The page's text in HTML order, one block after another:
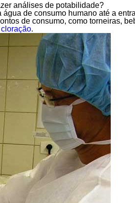
análises de potabilidade?
de consumo humano até a
de consumo, como torneiras,
cloração.